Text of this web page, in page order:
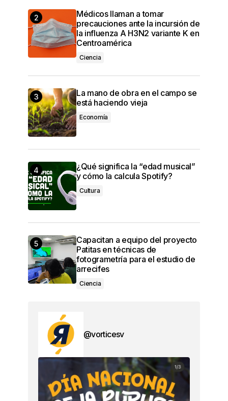
Médicos llaman a tomar
precauciones ante la incursión de
la influenza A H3N2 variante K en
Centroamérica
Ciencia
La mano de obra en el campo se
está haciendo vieja
Economía
¿Qué significa la “edad musical”
y cómo la calcula Spotify?
Cultura
Capacitan a equipo del proyecto
Patitas en técnicas de
fotogrametría para el estudio de
arrecifes
Ciencia
@vorticesv